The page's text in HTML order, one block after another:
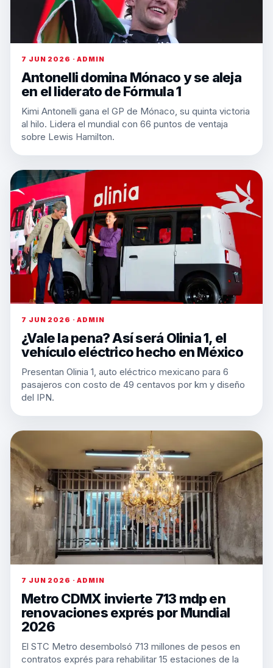
7 JUN 2026 · ADMIN
Antonelli domina Mónaco y se aleja
en el liderato de Fórmula 1
Kimi Antonelli gana el GP de Mónaco, su quinta victoria
al hilo. Lidera el mundial con 66 puntos de ventaja
sobre Lewis Hamilton.
7 JUN 2026 · ADMIN
¿Vale la pena? Así será Olinia 1, el
vehículo eléctrico hecho en México
Presentan Olinia 1, auto eléctrico mexicano para 6
pasajeros con costo de 49 centavos por km y diseño
del IPN.
7 JUN 2026 · ADMIN
Metro CDMX invierte 713 mdp en
renovaciones exprés por Mundial
2026
El STC Metro desembolsó 713 millones de pesos en
contratos exprés para rehabilitar 15 estaciones de la